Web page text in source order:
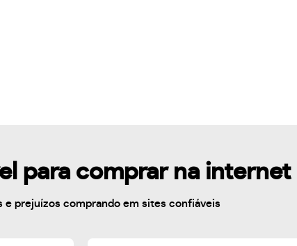
para comprar na internet
e prejuízos comprando em sites confiáveis